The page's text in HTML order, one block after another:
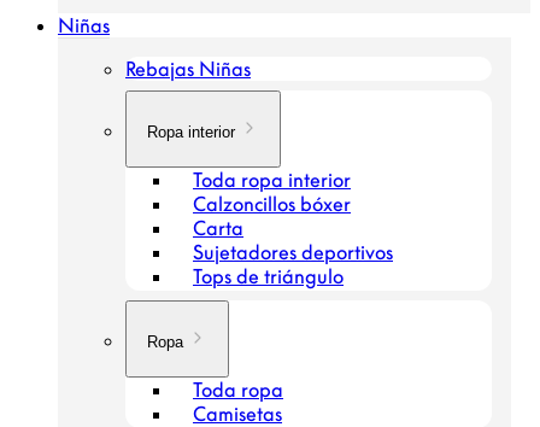
Niñas
Rebajas Niñas
Ropa interior
Toda ropa interior
Calzoncillos bóxer
Carta
Sujetadores deportivos
Tops de triángulo
Ropa
Toda ropa
Camisetas